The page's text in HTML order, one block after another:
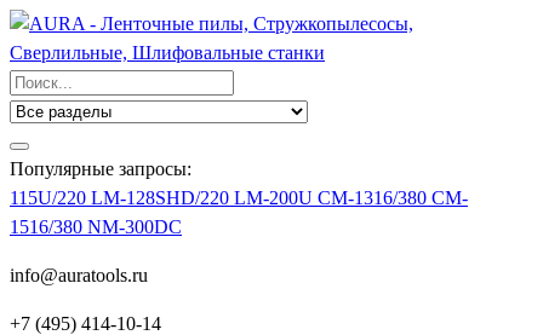
Популярные запросы:
115U/220 LM-128SHD/220 LM-200U CM-1316/380 CM-
1516/380 NM-300DC
info@auratools.ru
+7 (495) 414-10-14